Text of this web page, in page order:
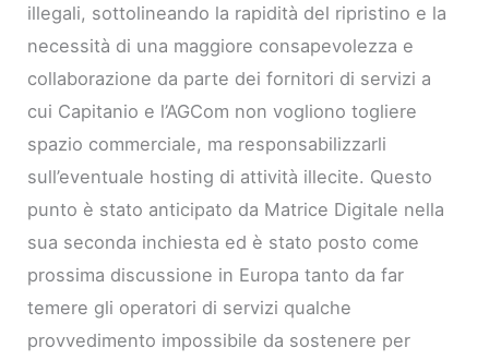
illegali, sottolineando la rapidità del ripristino e la
necessità di una maggiore consapevolezza e
collaborazione da parte dei fornitori di servizi a
cui Capitanio e l’AGCom non vogliono togliere
spazio commerciale, ma responsabilizzarli
sull’eventuale hosting di attività illecite. Questo
punto è stato anticipato da Matrice Digitale nella
sua seconda inchiesta ed è stato posto come
prossima discussione in Europa tanto da far
temere gli operatori di servizi qualche
provvedimento impossibile da sostenere per